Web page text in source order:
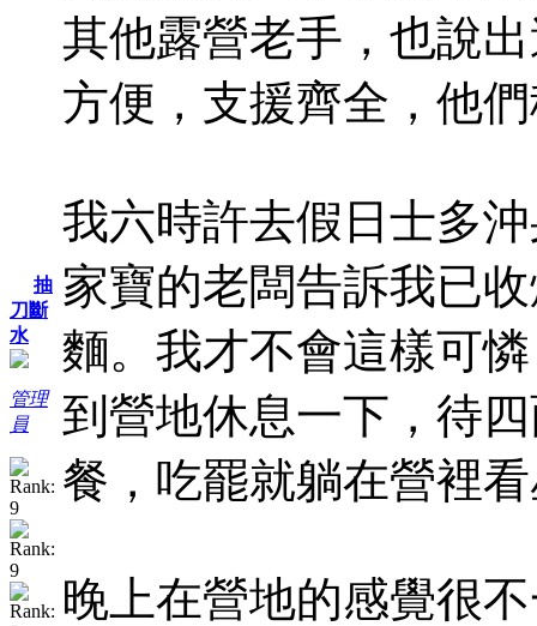
抽
刀斷
水
管理
員
其他露營老手，也說
方便，支援齊全，他
我六時許去假日士多
家寶的老闆告訴我已
麵。我才不會這樣可
到營地休息一下，待
餐，吃罷就躺在營裡
晚上在營地的感覺很